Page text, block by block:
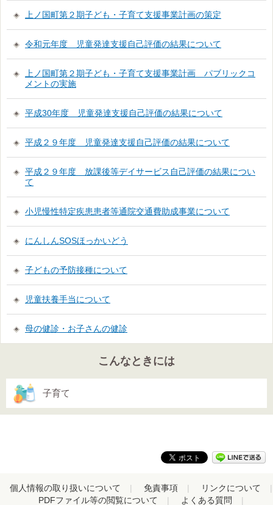
上ノ国町第２期子ども・子育て支援事業計画の策定
令和元年度 児童発達支援自己評価の結果について
上ノ国町第２期子ども・子育て支援事業計画 パブリックコ
メントの実施
平成30年度 児童発達支援自己評価の結果について
平成２９年度 児童発達支援自己評価の結果について
平成２９年度 放課後等デイサービス自己評価の結果につい
て
小児慢性特定疾患患者等通院交通費助成事業について
にんしんSOSほっかいどう
子どもの予防接種について
児童扶養手当について
母の健診・お子さんの健診
こんなときには
子育て
個人情報の取り扱いについて 免責事項
リンクについて
PDFファイル等の閲覧について
よくある質問